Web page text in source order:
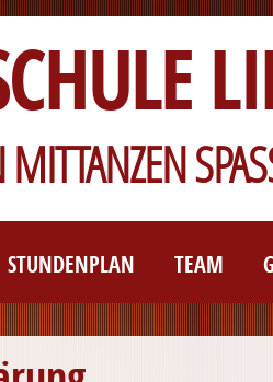
STUNDENPLAN TEAM